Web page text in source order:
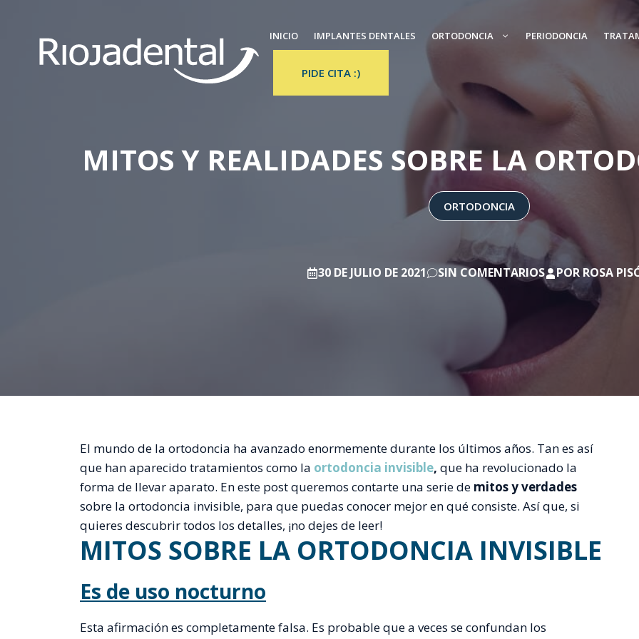
contenido
INICIO IMPLANTES DENTALES ORTODONCIA PERIODONCIA
PIDE CITA :)
MITOS Y REALIDADES SOBRE LA
ORTODONCIA
30 DE JULIO DE 2021 SIN COMENTARIOS POR ROSA
El mundo de la ortodoncia ha avanzado enormemente durante los últimos años. Tan es así
que han aparecido tratamientos como la ortodoncia invisible, que ha revolucionado la
forma de llevar aparato. En este post queremos contarte una serie de mitos y verdades
sobre la ortodoncia invisible, para que puedas conocer mejor en qué consiste. Así que, si
quieres descubrir todos los detalles, ¡no dejes de leer!
MITOS SOBRE LA ORTODONCIA INVISIBLE
Es de uso nocturno
Esta afirmación es completamente falsa. Es probable que a veces se confundan los